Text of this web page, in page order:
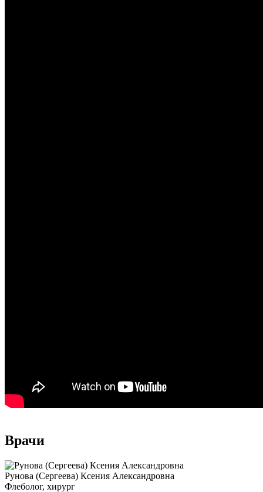
Врачи
Рунова (Сергеева) Ксения Александровна
Флеболог, хирург